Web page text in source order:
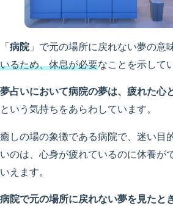
「病院」で元の場所に戻れない夢の意
いるため、休息が必要なことを示して
夢占いにおいて病院の夢は、疲れた心
という気持ちをあらわしています。
癒しの場の象徴である病院で、迷い目
いのは、心身が疲れているのに休養が
いえます。
病院で元の場所に戻れない夢を見たと